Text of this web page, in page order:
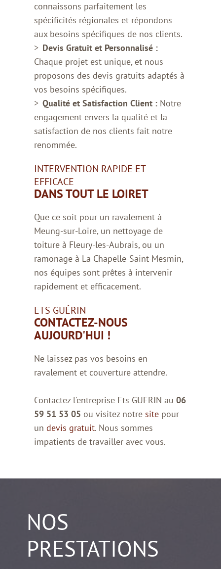
connaissons parfaitement les
spécificités régionales et répondons
aux besoins spécifiques de nos clients.
Devis Gratuit et Personnalisé :
Chaque projet est unique, et nous
proposons des devis gratuits adaptés à
vos besoins spécifiques.
Qualité et Satisfaction Client : Notre
engagement envers la qualité et la
satisfaction de nos clients fait notre
renommée.
INTERVENTION RAPIDE ET
EFFICACE
DANS TOUT LE LOIRET
Que ce soit pour un ravalement à
Meung-sur-Loire, un nettoyage de
toiture à Fleury-les-Aubrais, ou un
ramonage à La Chapelle-Saint-Mesmin,
nos équipes sont prêtes à intervenir
rapidement et efficacement.
ETS GUÉRIN
CONTACTEZ-NOUS
AUJOURD'HUI !
Ne laissez pas vos besoins en
ravalement et couverture attendre.
Contactez l'entreprise Ets GUERIN au 06
59 51 53 05 ou visitez notre site pour
un devis gratuit. Nous sommes
impatients de travailler avec vous.
NOS
PRESTATIONS